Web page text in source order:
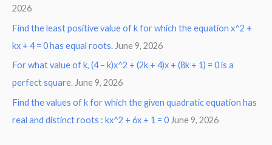
2026
Find the least positive value of k for which the equation x^2 +
kx + 4 = 0 has equal roots. June 9, 2026
For what value of k, (4 – k)x^2 + (2k + 4)x + (8k + 1) = 0 is a
perfect square.June 9, 2026
Find the values of k for which the given quadratic equation has
real and distinct roots : kx^2 + 6x + 1 = 0 June 9, 2026